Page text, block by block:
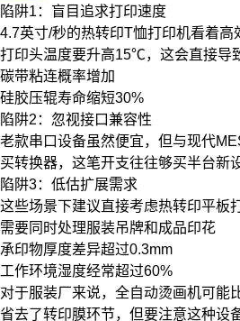
陷阱1：盲目追求打印速度
4.7英寸/秒的热转印T恤打印机看着高
打印头温度要升高15℃，这会直接导
碳带粘连概率增加
硅胶压辊寿命缩短30%
陷阱2：忽视接口兼容性
老款串口设备虽然便宜，但与现代
买转换器，这笔开支往往够买半台新
陷阱3：低估扩展需求
这些场景下建议直接考虑热转印平板
需要同时处理服装吊牌和成品印花
承印物厚度差异超过0.3mm
工作环境湿度经常超过60%
对于服装厂来说， 全自动烫画机可能
省去了转印膜环节，但要注意这种设